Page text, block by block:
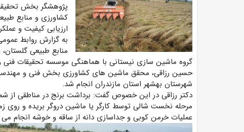
پژوهشگر بخش
کشاورزی و منابع
ارزیابی کیفیت و
به گزارش روابط
منابع طبیعی
گروه ماشین سازی نیستانی با هماهنگی موسسه تحقیقات
حسین رزاقی، محقق ماشین های کشاورزی بخش فنی و
شهرستان بهشهر استان مازندران انجام شد.
دکتر رزاقی در این خصوص گفت: برداشت برنج در مناطقی از
مرحله نخست شالی توسط کارگر یا ماشین دروگر بریده و
عملیات خرمن کوبی و جداسازی دانه از ساقه و خوشه انجام می